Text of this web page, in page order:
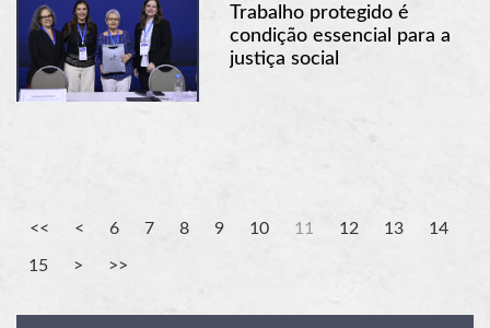
Trabalho protegido é
condição essencial para a
justiça social
6 7 8 9 10 11 12 13 14
15